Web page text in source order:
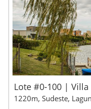
Lote #0-100 |
1220m, Sudeste,